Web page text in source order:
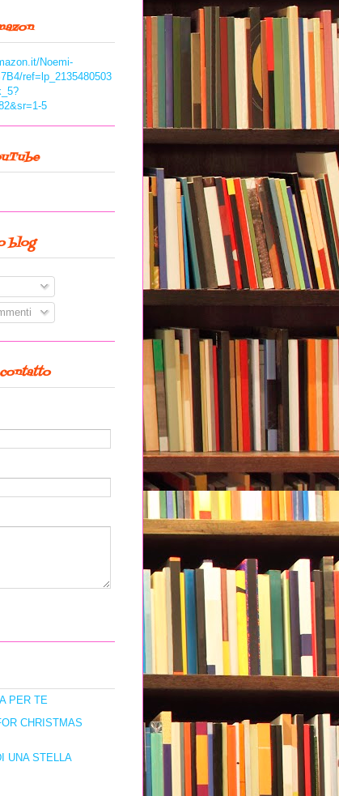
Noemi-
ref=lp_2135480503
5
blog
PER TE
CHRISTMAS
UNA STELLA